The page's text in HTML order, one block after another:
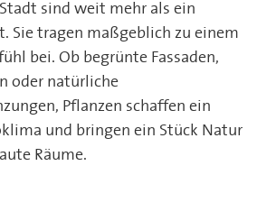
sind weit mehr als ein
Sie tragen maßgeblich zu einem
bei. Ob begrünte Fassaden,
oder natürliche
Pflanzen schaffen ein
und bringen ein Stück Natur
Räume.